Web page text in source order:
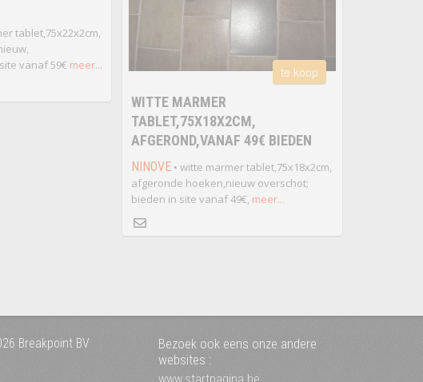
tablet,75x22x2cm,
vanaf 59€ meer... te koop
WITTE MARMER
TABLET,75X18X2CM,
AFGEROND,VANAF 49€ BIEDEN
NINOVE • witte marmer tablet,75x18x2cm,
afgeronde hoeken,nieuw overschot;
bieden in site vanaf 49€, meer...
Breakpoint BV
Bezoek ook eens onze andere
websites :